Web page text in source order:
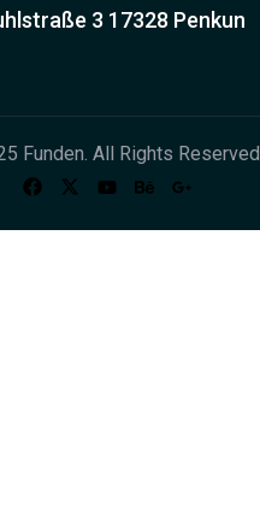
3 17328 Penkun
Funden. All Rights Reserved